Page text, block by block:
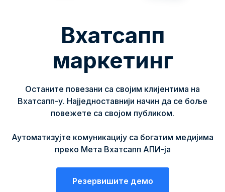
Вхатсапп
маркетинг
Останите повезани са својим клијентима на
Вхатсапп-у. Најједноставнији начин да се боље
повежете са својом публиком.
Аутоматизујте комуникацију са богатим медијима
преко Мета Вхатсапп АПИ-ја
Резервишите демо